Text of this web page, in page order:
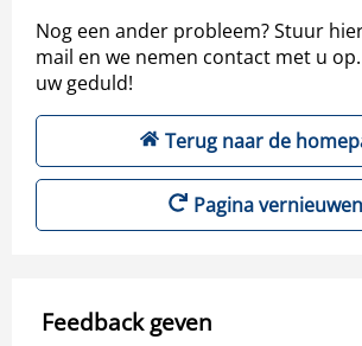
Nog een ander probleem? Stuur
mail en we nemen contact met u
uw geduld!
Terug naar de
Pagina vernieuwen
Feedback geven